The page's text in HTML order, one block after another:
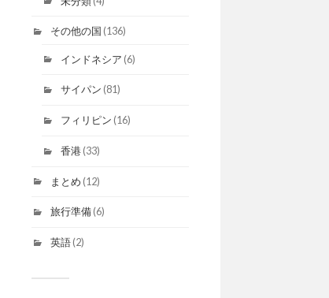
その他の国 (136)
インドネシア (6)
サイパン (81)
フィリピン (16)
香港(33)
まとめ (12)
旅行準備(6)
英語(2)